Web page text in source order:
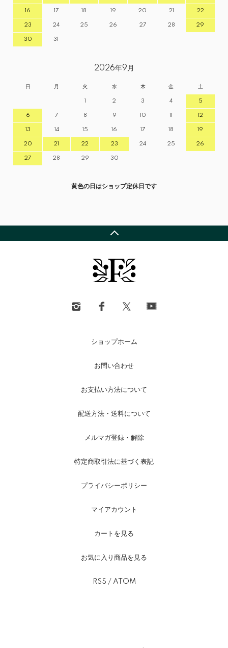
16 17 18 19 20 21 22
23 24 25 26 27 28 29
30 31
2026年9月
日 月 火 水 木 金 土
1 2 3 4 5
6 7 8 9 10 11 12
13 14 15 16 17 18 19
20 21 22 23 24 25 26
27 28 29 30
黄色の日はショップ定休日です
ショップホーム
お問い合わせ
お支払い方法について
配送方法・送料について
メルマガ登録・解除
特定商取引法に基づく表記
プライバシーポリシー
マイアカウント
カートを見る
お気に入り商品を見る
RSS / ATOM